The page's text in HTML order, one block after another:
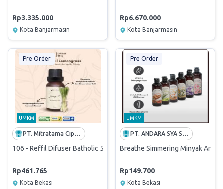
Rp3.335.000
Kota Banjarmasin
Rp6.670.000
Kota Banjarmasin
Pre Order
UMKM
PT. Mitratama Cipta Solusindo
106 - Reffil Difuser Batholic 50ml
Rp461.765
Kota Bekasi
Pre Order
UMKM
PT. ANDARA SYA SYANTY
Breathe Simmering Minyak
Rp149.700
Kota Bekasi